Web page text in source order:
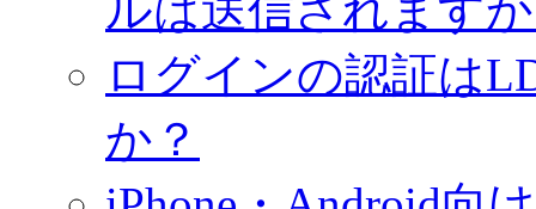
ルは送信されます
ログインの認証は
か？